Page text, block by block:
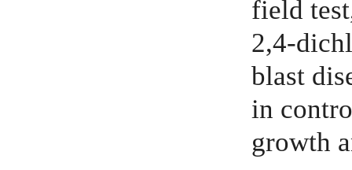
field
2,4-
blast
in
growth